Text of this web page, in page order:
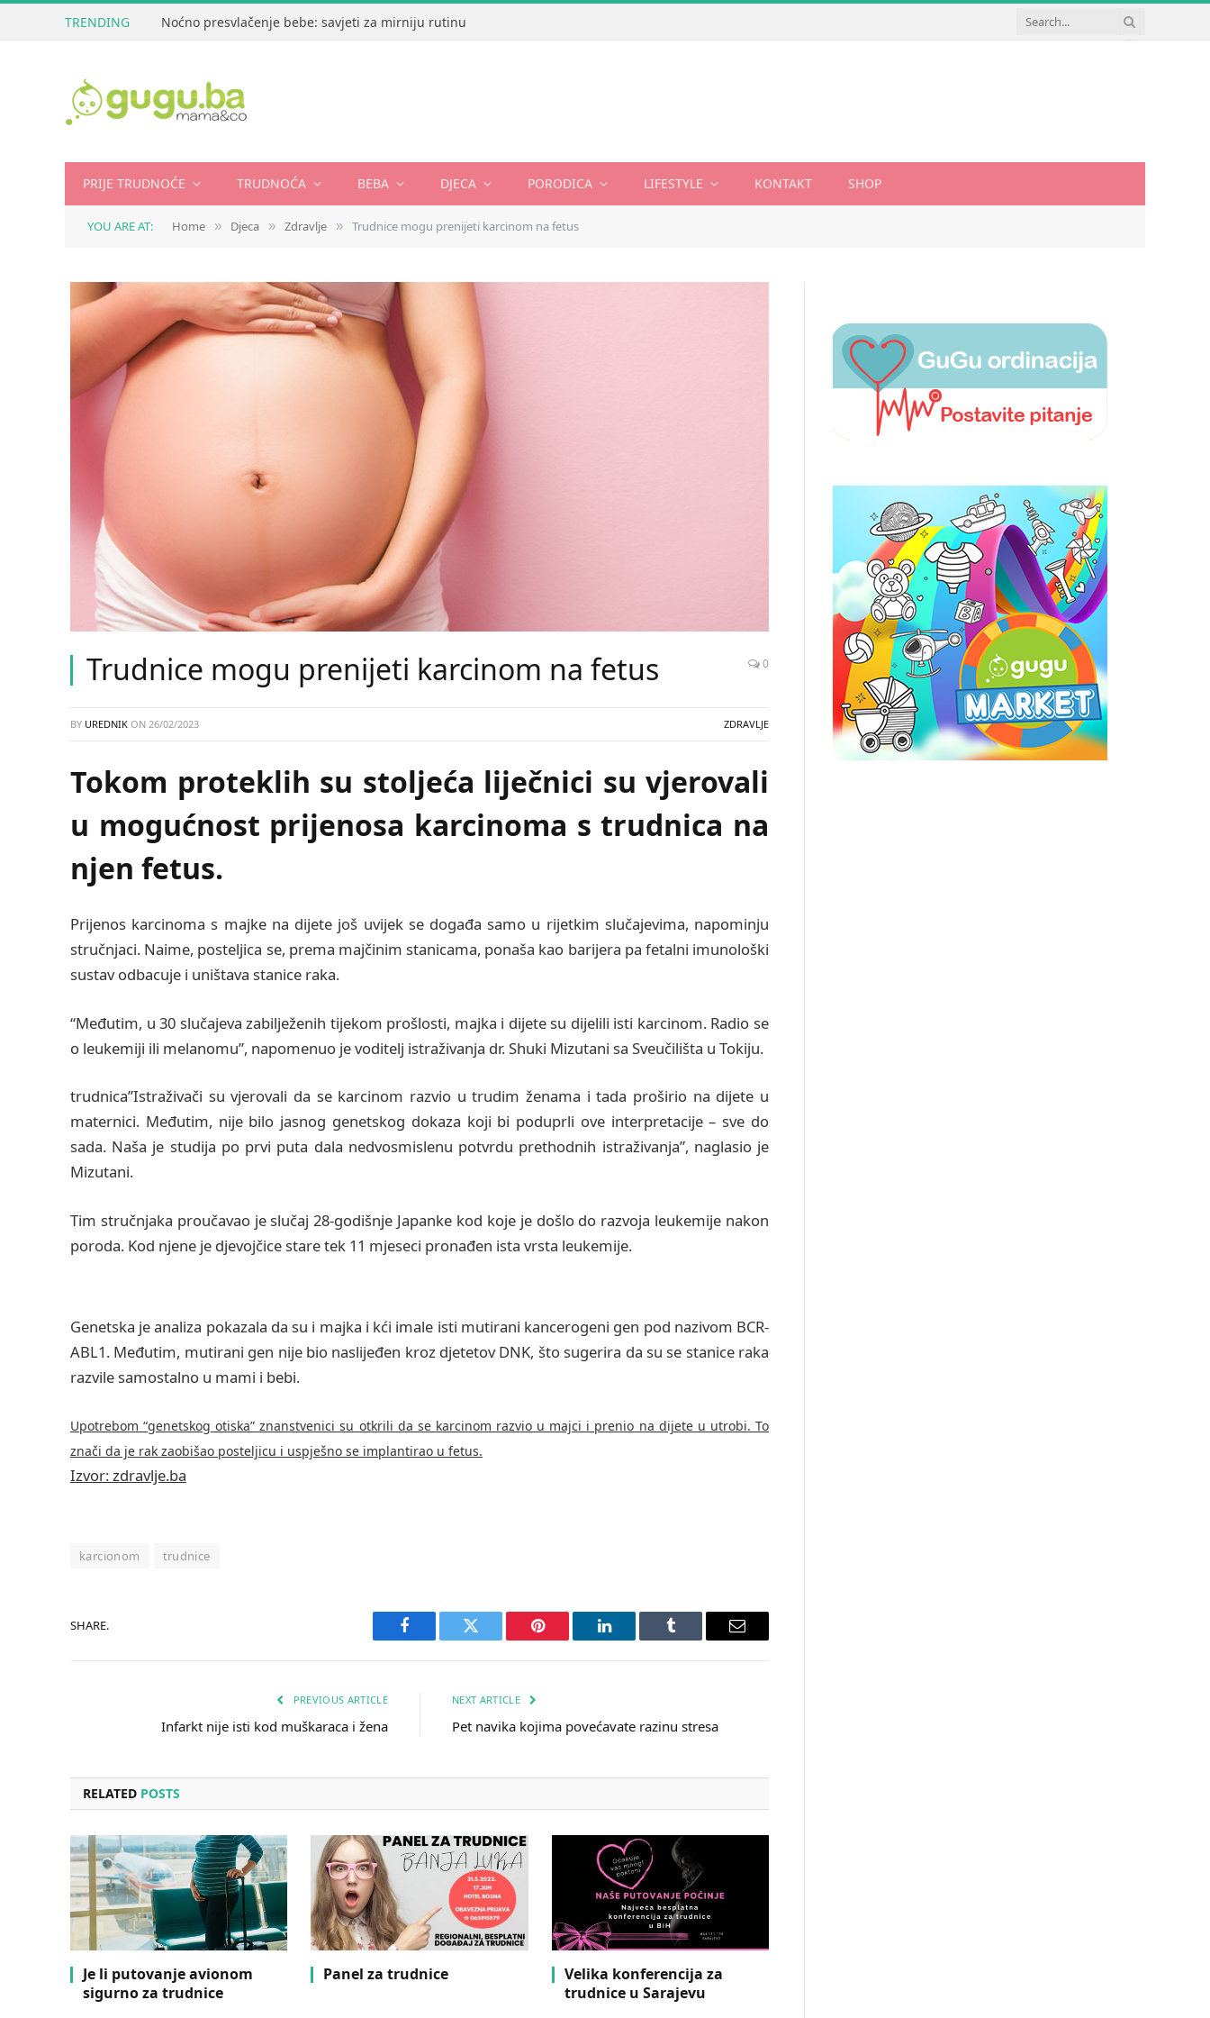
TRENDING Noćno presvlačenje bebe: savjeti za mirniju rutinu
PRIJE TRUDNOĆE TRUDNOĆA BEBA DJECA PORODICA LIFESTYLE KONTAKT SHOP
YOU ARE AT: Home » Djeca » Zdravlje » Trudnice mogu prenijeti karcinom na fetus
Trudnice mogu prenijeti karcinom na fetus 0
BY UREDNIK ON 26/02/2023 ZDRAVLJE
Tokom proteklih su stoljeća liječnici su vjerovali
u mogućnost prijenosa karcinoma s trudnica na
njen fetus.
Prijenos karcinoma s majke na dijete još uvijek se događa samo u rijetkim slučajevima, napominju
stručnjaci. Naime, posteljica se, prema majčinim stanicama, ponaša kao barijera pa fetalni imunološki
sustav odbacuje i uništava stanice raka.
“Međutim, u 30 slučajeva zabilježenih tijekom prošlosti, majka i dijete su dijelili isti karcinom. Radio se
o leukemiji ili melanomu”, napomenuo je voditelj istraživanja dr. Shuki Mizutani sa Sveučilišta u Tokiju.
trudnica”Istraživači su vjerovali da se karcinom razvio u trudim ženama i tada proširio na dijete u
maternici. Međutim, nije bilo jasnog genetskog dokaza koji bi poduprli ove interpretacije – sve do
sada. Naša je studija po prvi puta dala nedvosmislenu potvrdu prethodnih istraživanja”, naglasio je
Mizutani.
Tim stručnjaka proučavao je slučaj 28-godišnje Japanke kod koje je došlo do razvoja leukemije nakon
poroda. Kod njene je djevojčice stare tek 11 mjeseci pronađen ista vrsta leukemije.
Genetska je analiza pokazala da su i majka i kći imale isti mutirani kancerogeni gen pod nazivom BCR-
ABL1. Međutim, mutirani gen nije bio naslijeđen kroz djetetov DNK, što sugerira da su se stanice raka
razvile samostalno u mami i bebi.
Upotrebom “genetskog otiska” znanstvenici su otkrili da se karcinom razvio u majci i prenio na dijete u utrobi. To
znači da je rak zaobišao posteljicu i uspješno se implantirao u fetus.
Izvor: zdravlje.ba
karcionom trudnice
SHARE.
Facebook Twitter Pinterest LinkedIn Tumblr Email
PREVIOUS ARTICLE
Infarkt nije isti kod muškaraca i žena
NEXT ARTICLE
Pet navika kojima povećavate razinu stresa
RELATED POSTS
Je li putovanje avionom
sigurno za trudnice
Panel za trudnice
Velika konferencija za
trudnice u Sarajevu